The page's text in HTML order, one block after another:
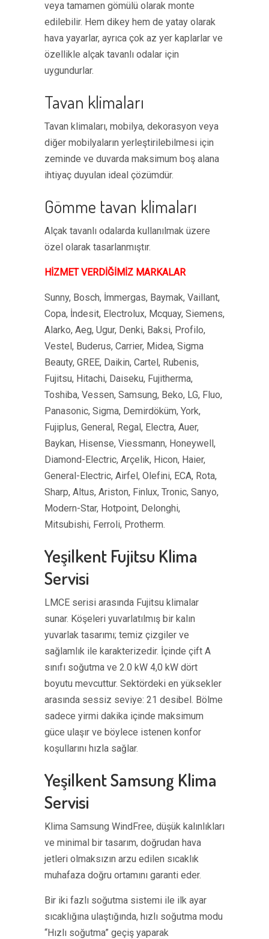
veya tamamen gömülü olarak monte
edilebilir. Hem dikey hem de yatay olarak
hava yayarlar, ayrıca çok az yer kaplarlar ve
özellikle alçak tavanlı odalar için
uygundurlar.
Tavan klimaları
Tavan klimaları, mobilya, dekorasyon veya
diğer mobilyaların yerleştirilebilmesi için
zeminde ve duvarda maksimum boş alana
ihtiyaç duyulan ideal çözümdür.
Gömme tavan klimaları
Alçak tavanlı odalarda kullanılmak üzere
özel olarak tasarlanmıştır.
HİZMET VERDİĞİMİZ MARKALAR
Sunny, Bosch, İmmergas, Baymak, Vaillant,
Copa, İndesit, Electrolux, Mcquay, Siemens,
Alarko, Aeg, Ugur, Denki, Baksi, Profilo,
Vestel, Buderus, Carrier, Midea, Sigma
Beauty, GREE, Daikin, Cartel, Rubenis,
Fujitsu, Hitachi, Daiseku, Fujitherma,
Toshiba, Vessen, Samsung, Beko, LG, Fluo,
Panasonic, Sigma, Demirdöküm, York,
Fujiplus, General, Regal, Electra, Auer,
Baykan, Hisense, Viessmann, Honeywell,
Diamond-Electric, Arçelik, Hicon, Haier,
General-Electric, Airfel, Olefini, ECA, Rota,
Sharp, Altus, Ariston, Finlux, Tronic, Sanyo,
Modern-Star, Hotpoint, Delonghi,
Mitsubishi, Ferroli, Protherm.
Yeşilkent Fujitsu Klima
Servisi
LMCE serisi arasında Fujitsu klimalar
sunar. Köşeleri yuvarlatılmış bir kalın
yuvarlak tasarımı; temiz çizgiler ve
sağlamlık ile karakterizedir. İçinde çift A
sınıfı soğutma ve 2.0 kW 4,0 kW dört
boyutu mevcuttur. Sektördeki en yüksekler
arasında sessiz seviye: 21 desibel. Bölme
sadece yirmi dakika içinde maksimum
güce ulaşır ve böylece istenen konfor
koşullarını hızla sağlar.
Yeşilkent Samsung Klima
Servisi
Klima Samsung WindFree, düşük kalınlıkları
ve minimal bir tasarım, doğrudan hava
jetleri olmaksızın arzu edilen sıcaklık
muhafaza doğru ortamını garanti eder.
Bir iki fazlı soğutma sistemi ile ilk ayar
sıcaklığına ulaştığında, hızlı soğutma modu
“Hızlı soğutma” geçiş yaparak